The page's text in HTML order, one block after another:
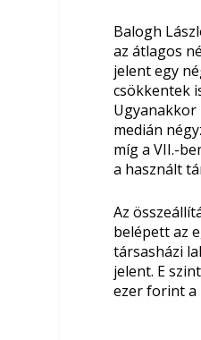
Balogh
az átlagos
jelent egy
csökkentek
Ugyanakkor
medián
míg a VII.-
a használt
Az
belépett az
társasházi
jelent. E
ezer forint a